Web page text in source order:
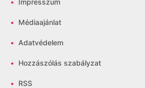
• Impresszum
• Médiaajánlat
• Adatvédelem
• Hozzászólás szabályzat
• RSS